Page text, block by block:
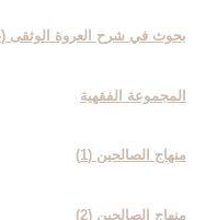
بحوث في شرح العروة الوثقی (4)
المجموعة الفقهیة
منهاج الصالحین (1)
منهاج الصالحین (2)